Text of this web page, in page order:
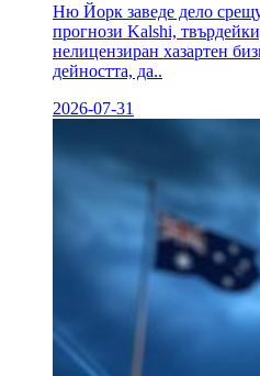
Ню Йорк заведе дело
прогнози Kalshi,
нелицензиран хазартен
дейността, да..
2026-07-31